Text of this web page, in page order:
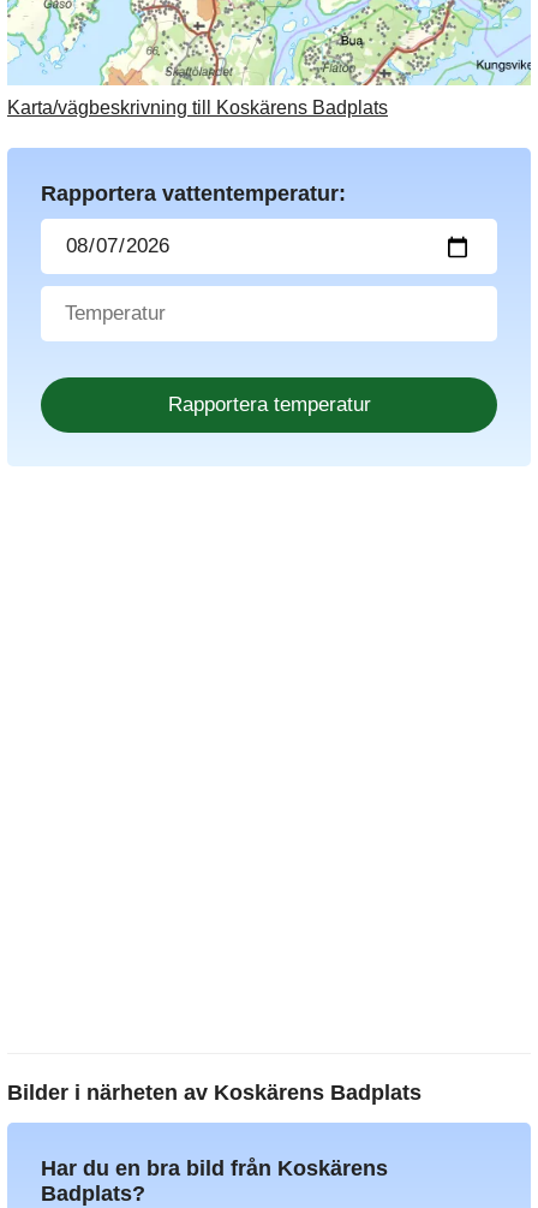
Karta/vägbeskrivning till Koskärens Badplats
Rapportera vattentemperatur:
Bilder i närheten av Koskärens Badplats
Har du en bra bild från Koskärens
Badplats?